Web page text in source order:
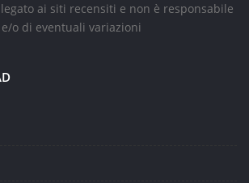
ai siti recensiti e non è responsabile
o di eventuali variazioni